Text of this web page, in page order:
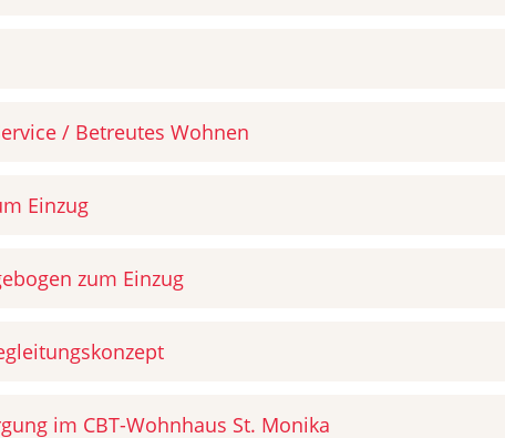
/ Betreutes Wohnen
Einzug
zum Einzug
im CBT-Wohnhaus St. Monika